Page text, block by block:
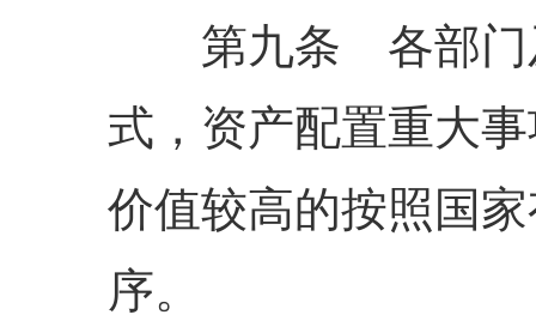
第九条 各部门及
式，资产配置重大
价值较高的按照国
序。